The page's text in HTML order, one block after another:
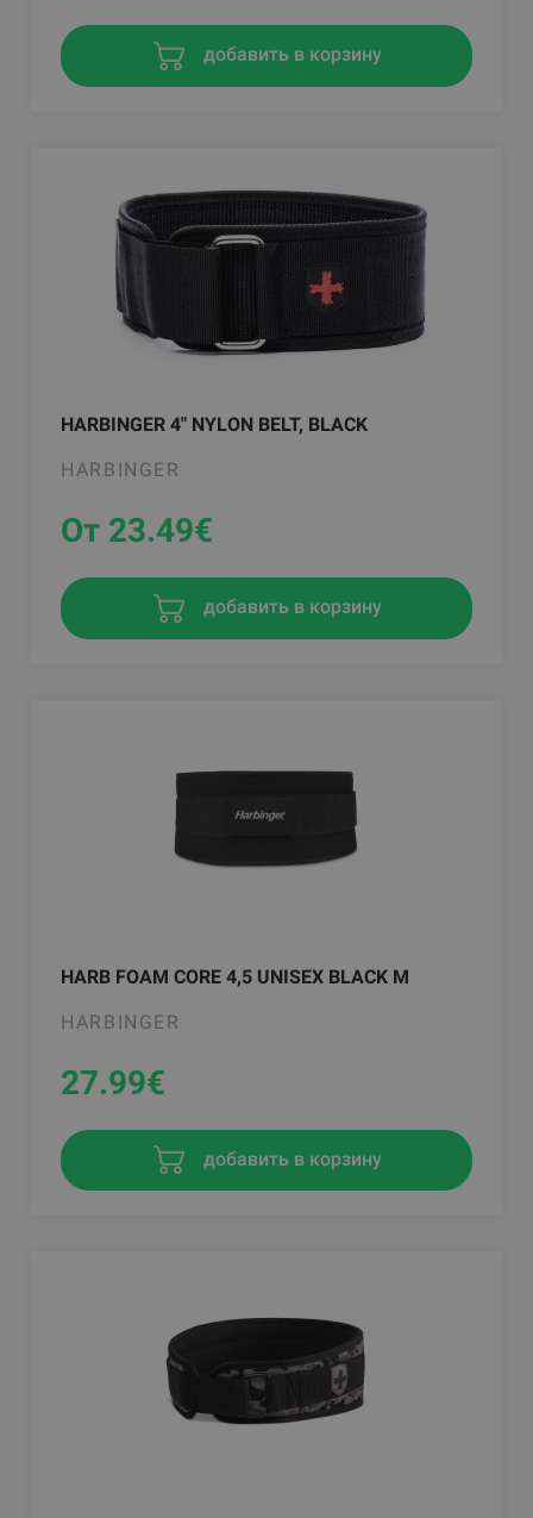
добавить в корзину
HARBINGER 4" NYLON BELT, BLACK
HARBINGER
От 23.49€
добавить в корзину
HARB FOAM CORE 4,5 UNISEX BLACK M
HARBINGER
27.99€
добавить в корзину